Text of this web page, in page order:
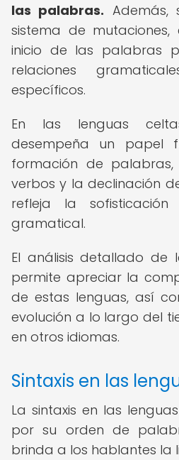
las palabras.
sistema de
inicio de las palabras
relaciones
específicos.
En las lenguas
desempeña un papel
formación de
verbos y la declinación
refleja la
gramatical.
El análisis detallado de
permite apreciar la
de estas lenguas, así
evolución a lo largo del
en otros idiomas.
Sintaxis en las
La sintaxis en las
por su orden de
brinda a los hablantes la